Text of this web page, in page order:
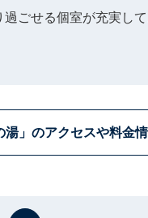
ごせる個室が充実し
湯」のアクセスや料金